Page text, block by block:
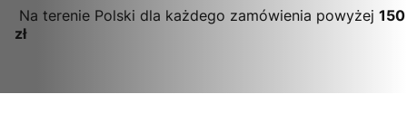
Na terenie Polski dla każdego zamówienia powyżej 150
zł